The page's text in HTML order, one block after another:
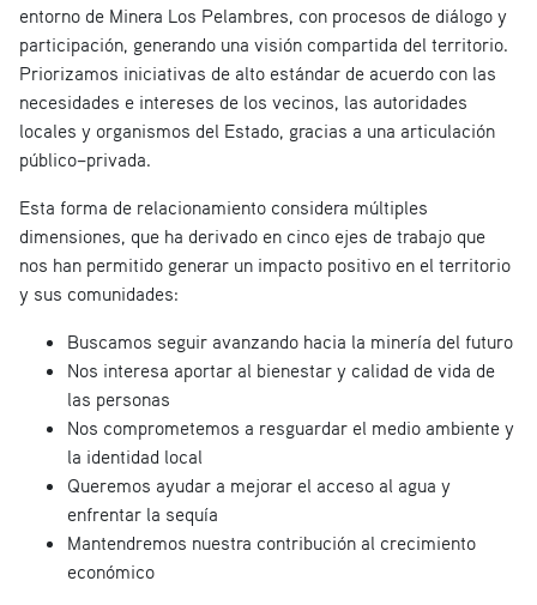
entorno de Minera Los Pelambres, con procesos de diálogo y
participación, generando una visión compartida del territorio.
Priorizamos iniciativas de alto estándar de acuerdo con las
necesidades e intereses de los vecinos, las autoridades
locales y organismos del Estado, gracias a una articulación
público–privada.
Esta forma de relacionamiento considera múltiples
dimensiones, que ha derivado en cinco ejes de trabajo que
nos han permitido generar un impacto positivo en el territorio
y sus comunidades:
Buscamos seguir avanzando hacia la minería del futuro
Nos interesa aportar al bienestar y calidad de vida de
las personas
Nos comprometemos a resguardar el medio ambiente y
la identidad local
Queremos ayudar a mejorar el acceso al agua y
enfrentar la sequía
Mantendremos nuestra contribución al crecimiento
económico